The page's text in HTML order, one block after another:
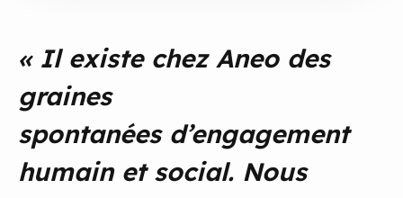
« Il existe chez Aneo des
graines
spontanées d’engagement
humain et social. Nous